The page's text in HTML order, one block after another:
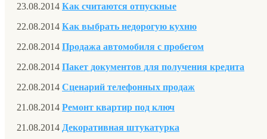
23.08.2014 Как считаются отпускные
22.08.2014 Как выбрать недорогую кухню
22.08.2014 Продажа автомобиля с пробегом
22.08.2014 Пакет документов для получения кредита
22.08.2014 Сценарий телефонных продаж
21.08.2014 Ремонт квартир под ключ
21.08.2014 Декоративная штукатурка